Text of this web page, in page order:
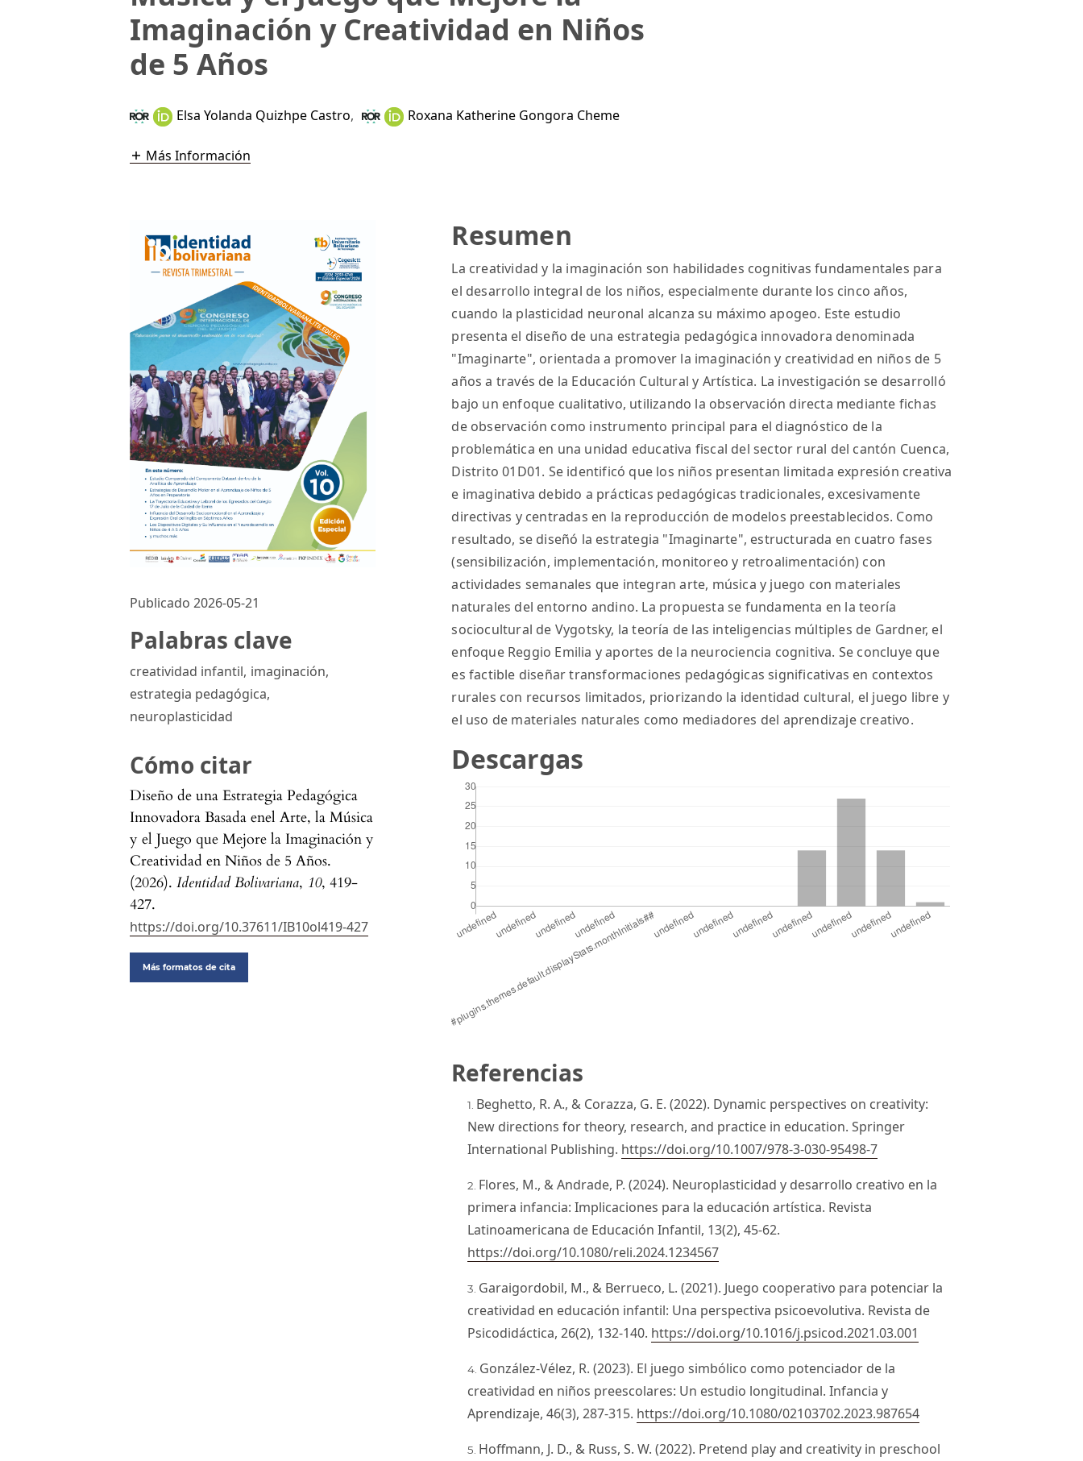
Imaginación y Creatividad en Niños
de 5 Años
Elsa Yolanda Quizhpe Castro, Roxana Katherine Gongora Cheme
Más Información
Publicado 2026-05-21
Palabras clave
creatividad infantil, imaginación,
estrategia pedagógica,
neuroplasticidad
Cómo citar
Diseño de una Estrategia Pedagógica
Innovadora Basada enel Arte, la Música
y el Juego que Mejore la Imaginación y
Creatividad en Niños de 5 Años.
(2026).Identidad Bolivariana, 10, 419-
427.
https://doi.org/10.37611/IB10ol419-427
Más formatos de cita
Resumen
La creatividad y la imaginación son habilidades cognitivas fundamentales para
el desarrollo integral de los niños, especialmente durante los cinco años,
cuando la plasticidad neuronal alcanza su máximo apogeo. Este estudio
presenta el diseño de una estrategia pedagógica innovadora denominada
"Imaginarte", orientada a promover la imaginación y creatividad en niños de 5
años a través de la Educación Cultural y Artística. La investigación se desarrolló
bajo un enfoque cualitativo, utilizando la observación directa mediante fichas
de observación como instrumento principal para el diagnóstico de la
problemática en una unidad educativa fiscal del sector rural del cantón Cuenca,
Distrito 01D01. Se identificó que los niños presentan limitada expresión creativa
e imaginativa debido a prácticas pedagógicas tradicionales, excesivamente
directivas y centradas en la reproducción de modelos preestablecidos. Como
resultado, se diseñó la estrategia "Imaginarte", estructurada en cuatro fases
(sensibilización, implementación, monitoreo y retroalimentación) con
actividades semanales que integran arte, música y juego con materiales
naturales del entorno andino. La propuesta se fundamenta en la teoría
sociocultural de Vygotsky, la teoría de las inteligencias múltiples de Gardner, el
enfoque Reggio Emilia y aportes de la neurociencia cognitiva. Se concluye que
es factible diseñar transformaciones pedagógicas significativas en contextos
rurales con recursos limitados, priorizando la identidad cultural, el juego libre y
el uso de materiales naturales como mediadores del aprendizaje creativo.
Descargas
Referencias
Beghetto, R. A., & Corazza, G. E. (2022). Dynamic perspectives on creativity:
New directions for theory, research, and practice in education. Springer
International Publishing. https://doi.org/10.1007/978-3-030-95498-7
Flores, M., & Andrade, P. (2024). Neuroplasticidad y desarrollo creativo en la
primera infancia: Implicaciones para la educación artística. Revista
Latinoamericana de Educación Infantil, 13(2), 45-62.
https://doi.org/10.1080/reli.2024.1234567
Garaigordobil, M., & Berrueco, L. (2021). Juego cooperativo para potenciar la
creatividad en educación infantil: Una perspectiva psicoevolutiva. Revista de
Psicodidáctica, 26(2), 132-140. https://doi.org/10.1016/j.psicod.2021.03.001
González-Vélez, R. (2023). El juego simbólico como potenciador de la
creatividad en niños preescolares: Un estudio longitudinal. Infancia y
Aprendizaje, 46(3), 287-315. https://doi.org/10.1080/02103702.2023.987654
Hoffmann, J. D., & Russ, S. W. (2022). Pretend play and creativity in preschool